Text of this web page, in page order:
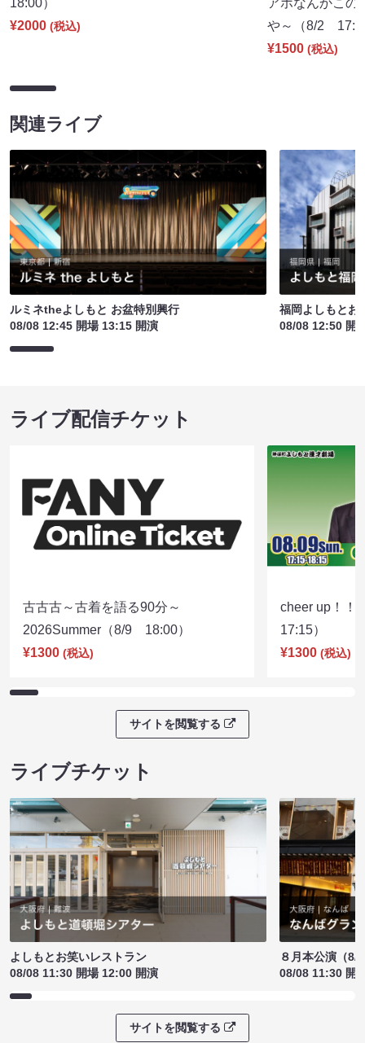
18:00）
¥2000 (税込)
アホなんかこ
や～（8/2
¥1500 (税込)
関連ライブ
ルミネtheよしもと お盆特別興行
08/08 12:45 開場 13:15 開演
福岡よしもとお
08/08 12:50 開
ライブ配信チケット
古古古～古着を語る90分～
2026Summer（8/9 18:00）
¥1300 (税込)
cheer up！
17:15）
¥1300 (税込)
サイトを閲覧する
ライブチケット
よしもとお笑いレストラン
08/08 11:30 開場 12:00 開演
８月本公演（8/
08/08 11:30 開
サイトを閲覧する